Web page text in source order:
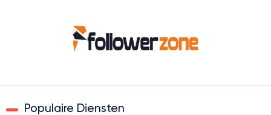
Populaire Diensten